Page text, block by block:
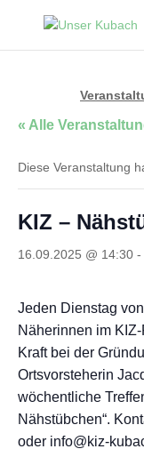
« Alle
Diese Veranstaltung
KIZ –
16.09.2025 @ 14:30 -
Jeden Dienstag
Näherinnen im
Kraft bei der
Ortsvorsteherin
wöchentliche
Nähstübchen“.
oder info@kiz-